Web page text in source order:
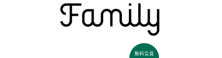
無料会員